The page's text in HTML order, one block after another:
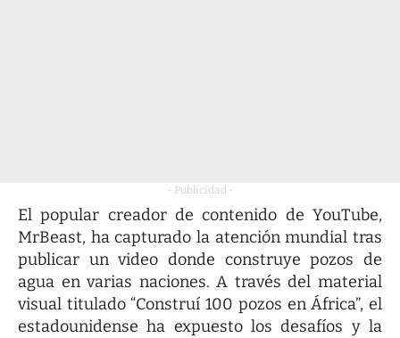
- Publicidad -
El popular creador de contenido de YouTube,
MrBeast, ha capturado la atención mundial tras
publicar un video donde construye pozos de
agua en varias naciones. A través del material
visual titulado “Construí 100 pozos en África”, el
estadounidense ha expuesto los desafíos y la